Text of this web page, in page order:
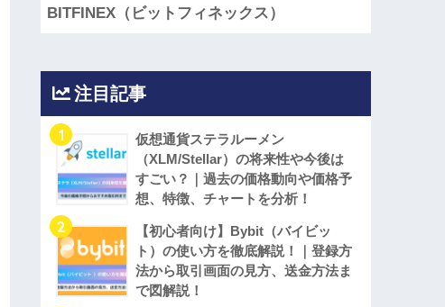
BITFINEX（ビットフィネックス）
注目記事
1
仮想通貨ステラルーメン
（XLM/Stellar）の将来性や今後は
すごい？｜過去の価格動向や価格予
想、特徴、チャートを分析！
2
【初心者向け】Bybit（バイビッ
ト）の使い方を徹底解説！｜登録方
法から取引画面の見方、送金方法ま
で図解説！